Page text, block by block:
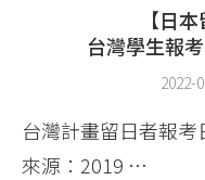
【日
台灣學生報
2022-
台灣計畫留日者報
來源：2019 …